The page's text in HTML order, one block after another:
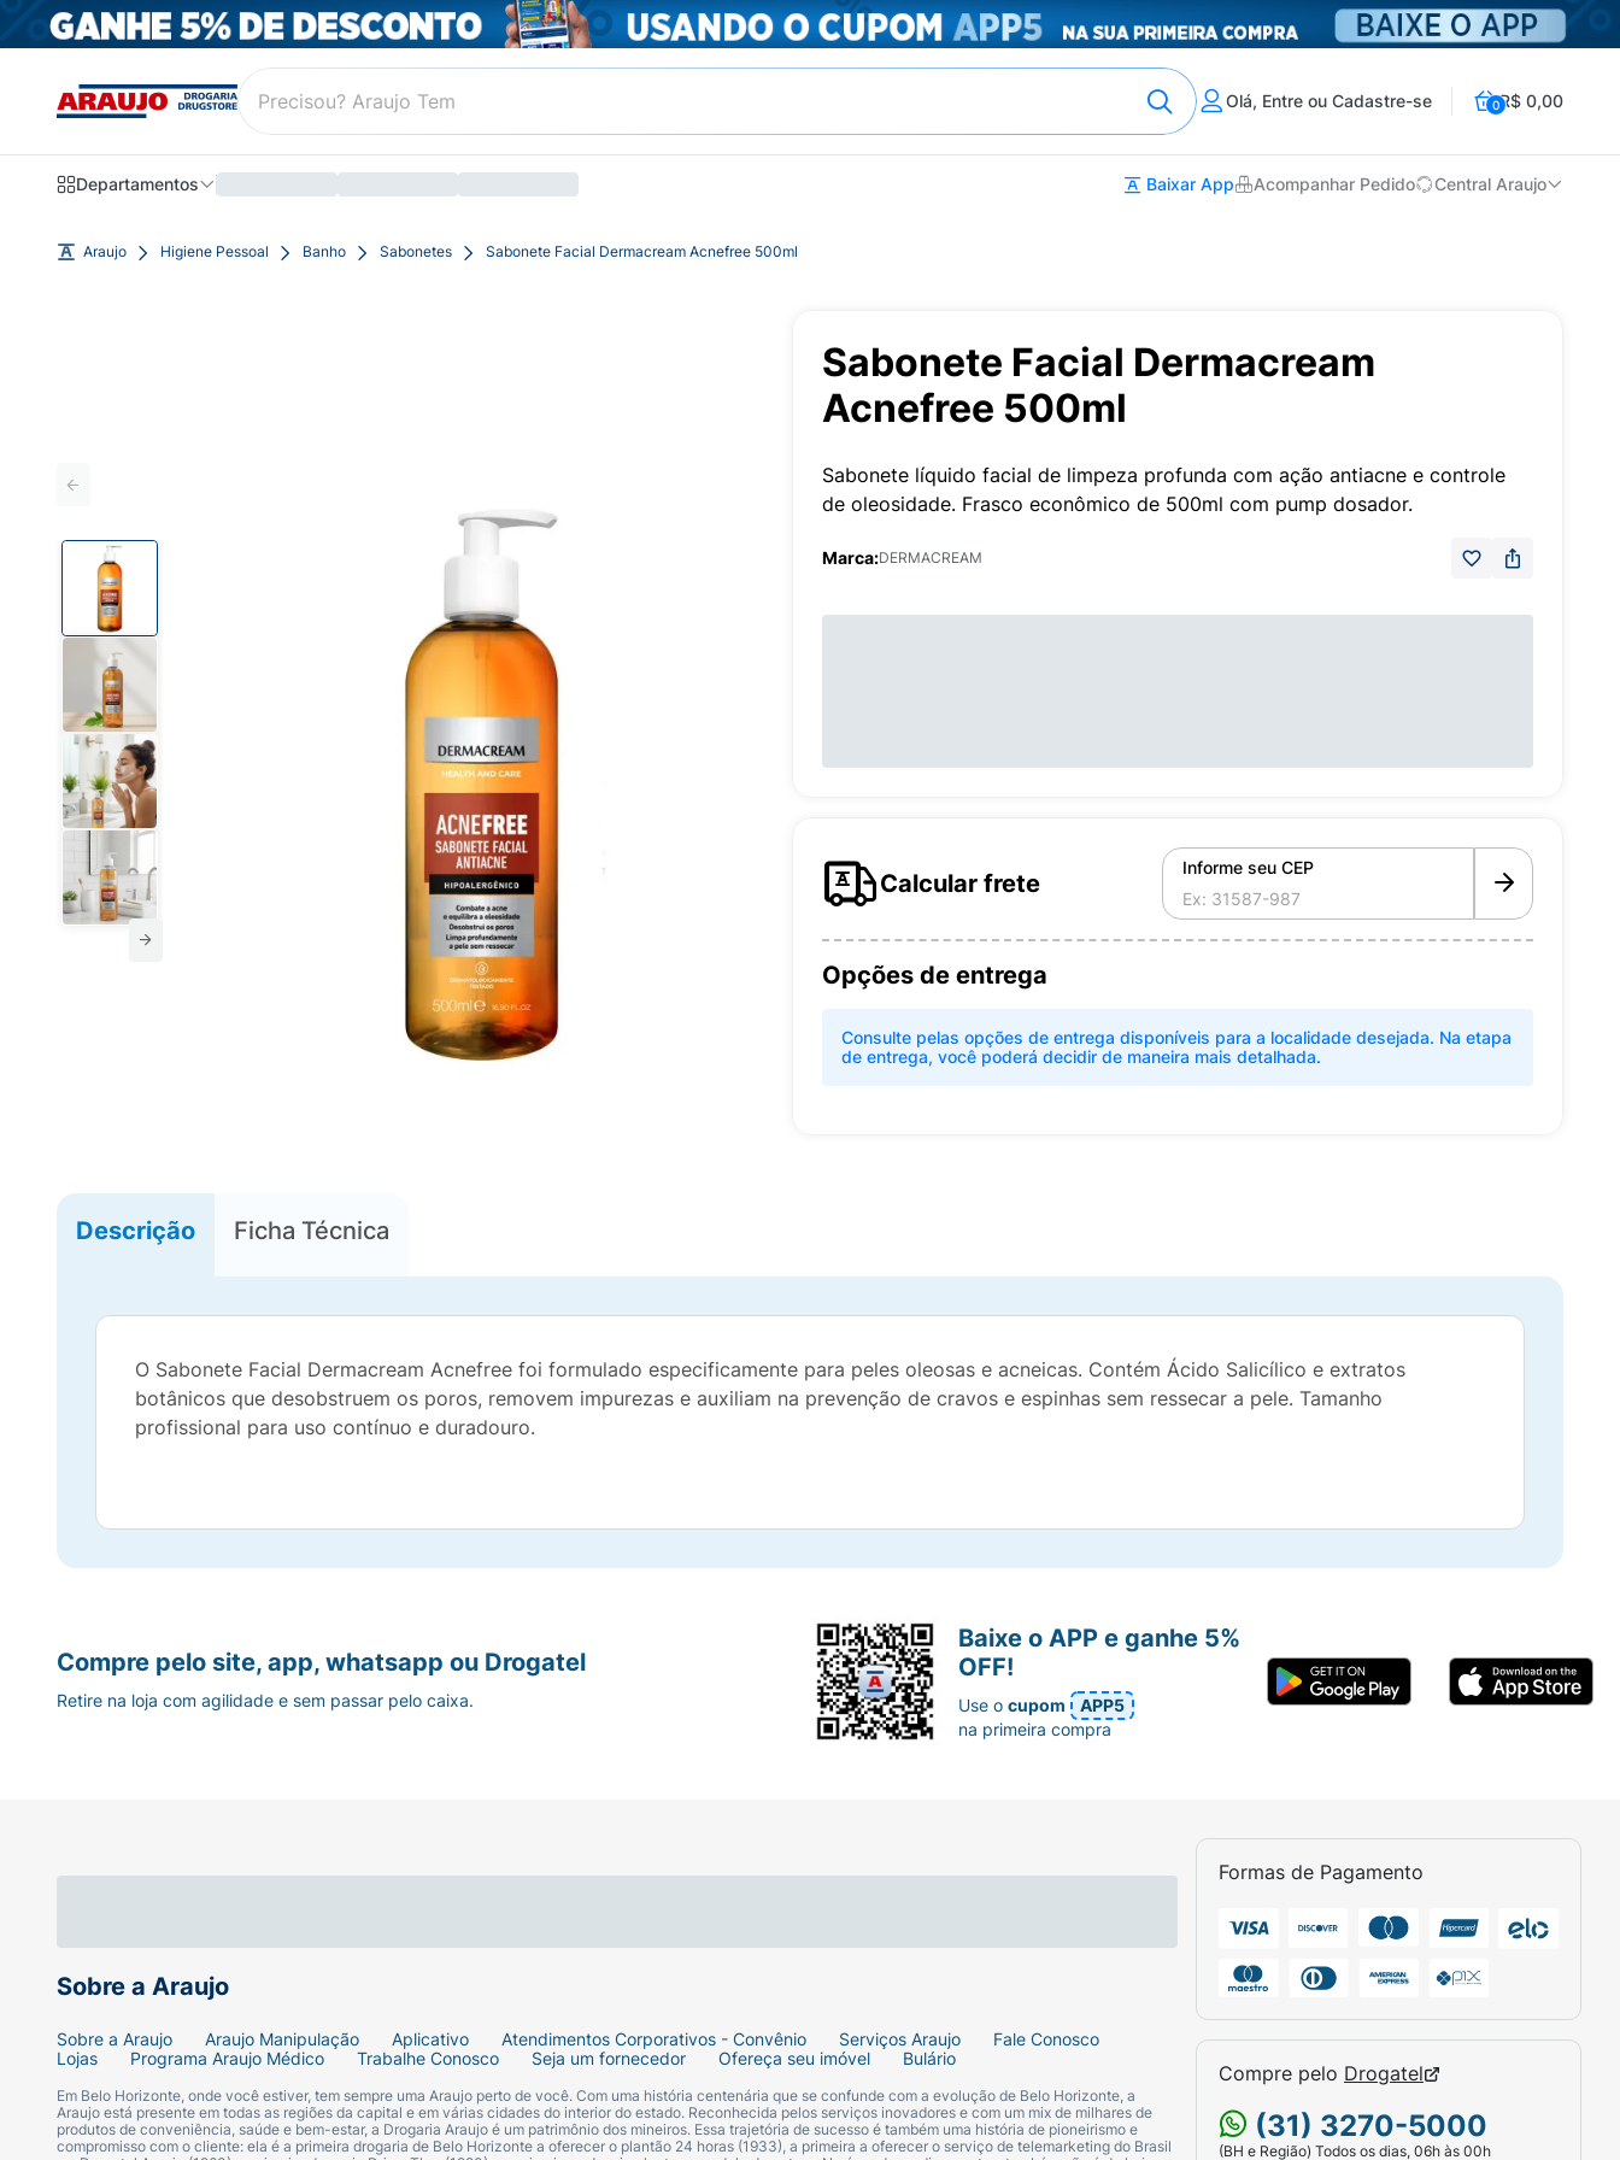
Olá, Entre ou Cadastre-se 0R$ 0,00
Departamentos Baixar App Acompanhar Pedido Central Araujo
Araujo Higiene Pessoal Banho Sabonetes Sabonete Facial Dermacream Acnefree 500ml
Sabonete Facial Dermacream
Acnefree 500ml
Sabonete líquido facial de limpeza profunda com ação antiacne e controle
de oleosidade. Frasco econômico de 500ml com pump dosador.
Marca:DERMACREAM
Calcular frete
Informe seu CEP
Opções de entrega
Consulte pelas opções de entrega disponíveis para a localidade desejada. Na etapa
de entrega, você poderá decidir de maneira mais detalhada.
Descrição Ficha Técnica
O Sabonete Facial Dermacream Acnefree foi formulado especificamente para peles oleosas e acneicas. Contém Ácido Salicílico e extratos
botânicos que desobstruem os poros, removem impurezas e auxiliam na prevenção de cravos e espinhas sem ressecar a pele. Tamanho
profissional para uso contínuo e duradouro.
Sobre a Araujo
Sobre a Araujo Araujo Manipulação Aplicativo Atendimentos Corporativos - Convênio Serviços Araujo
Fale Conosco
Lojas
Programa Araujo Médico Trabalhe Conosco Seja um fornecedor Ofereça seu imóvel Bulário
Em Belo Horizonte, onde você estiver, tem sempre uma Araujo perto de você. Com uma história centenária que se confunde com a evolução de Belo Horizonte, a
Araujo está presente em todas as regiões da capital e em várias cidades do interior do estado. Reconhecida pelos serviços inovadores e com um mix de milhares de
produtos de conveniência, saúde e bem-estar, a Drogaria Araujo é um patrimônio dos mineiros. Essa trajetória de sucesso é também uma história de pioneirismo e
compromisso com o cliente: ela é a primeira drogaria de Belo Horizonte a oferecer o plantão 24 horas (1933), a primeira a oferecer o serviço de telemarketing do Brasil
Formas de Pagamento
Compre pelo Drogatel
(31) 3270-5000
(BH e Região) Todos os dias, 06h às 00h
Compre pelo site, app, whatsapp ou Drogatel
Retire na loja com agilidade e sem passar pelo caixa.
Baixe o APP e ganhe 5%
OFF!
Use ocupom
APP5
na primeira compra